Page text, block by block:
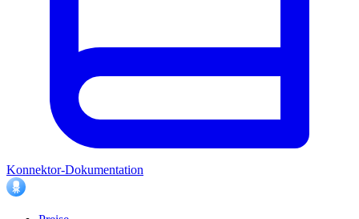
Konnektor-Dokumentation